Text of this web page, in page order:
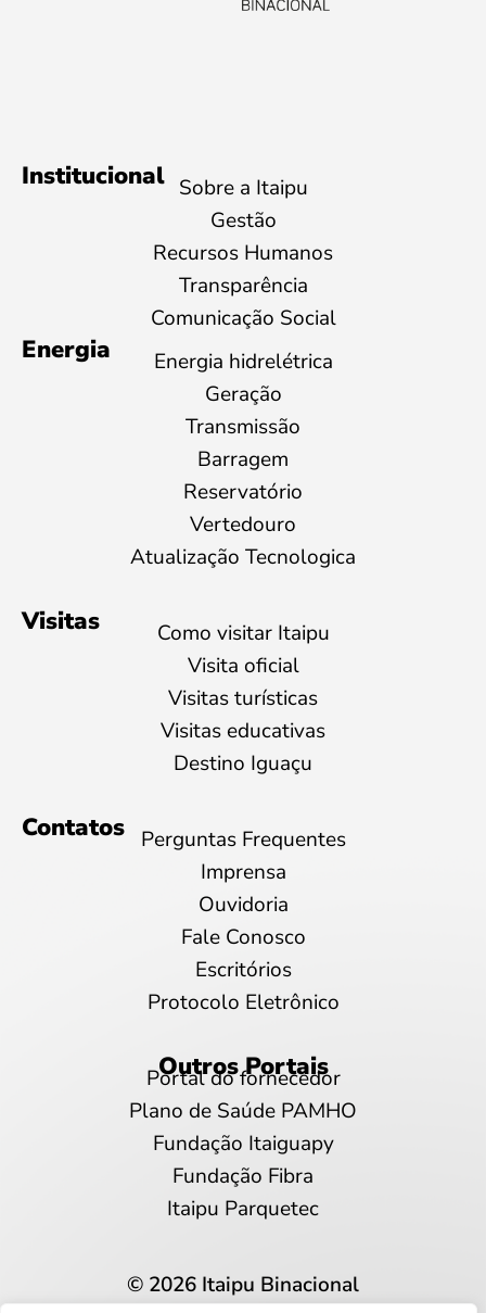
Institucional Sobre a Itaipu
Gestão
Recursos Humanos
Transparência
Comunicação Social
Energia
Energia hidrelétrica
Geração
Transmissão
Barragem
Reservatório
Vertedouro
Atualização Tecnologica
Visitas
Como visitar Itaipu
Visita oficial
Visitas turísticas
Visitas educativas
Destino Iguaçu
Contatos
Perguntas Frequentes
Imprensa
Ouvidoria
Fale Conosco
Escritórios
Protocolo Eletrônico
Outros Portais
Portal do fornecedor
Plano de Saúde PAMHO
Fundação Itaiguapy
Fundação Fibra
Itaipu Parquetec
© 2026 Itaipu Binacional